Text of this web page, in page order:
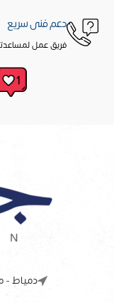
دعم فنى سريع
فريق عمل
دمياط -